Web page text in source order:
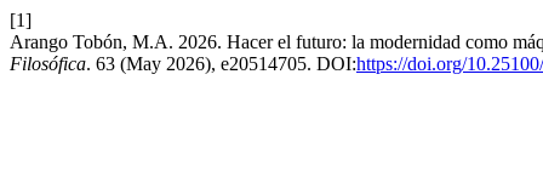
[1]
Arango Tobón, M.A. 2026. Hacer el futuro: la modernidad como
Filosófica. 63 (May 2026), e20514705. DOI:https://doi.org/